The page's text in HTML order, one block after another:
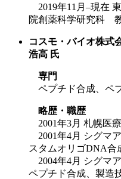
2019年11月–現在
院創薬科学研究科
コスモ・バイオ株式
浩高 氏
専門
ペプチド合成、ペ
略歴・職歴
2001年3月 札幌医
2001年4月 シグマ
スタムオリゴDNA合
2004年4月 シグマ
ペプチド合成、製造